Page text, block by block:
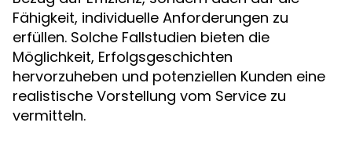
Fähigkeit, individuelle Anforderungen zu
erfüllen. Solche Fallstudien bieten die
Möglichkeit, Erfolgsgeschichten
hervorzuheben und potenziellen Kunden eine
realistische Vorstellung vom Service zu
vermitteln.